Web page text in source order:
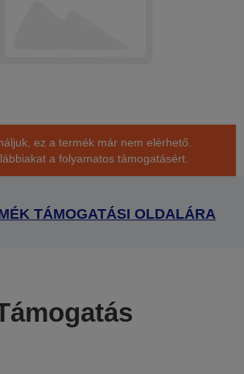
ez a termék már nem elérhető.
a folyamatos támogatásért.
TÁMOGATÁSI OLDALÁRA